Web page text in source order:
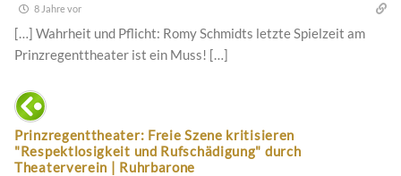
8 Jahre vor
[…] Wahrheit und Pflicht: Romy Schmidts letzte Spielzeit am
Prinzregenttheater ist ein Muss! […]
Prinzregenttheater: Freie Szene kritisieren
"Respektlosigkeit und Rufschädigung" durch
Theaterverein | Ruhrbarone